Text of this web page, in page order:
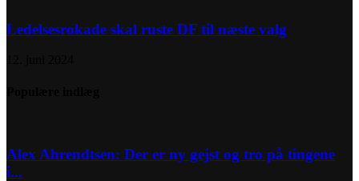
Ledelsesrokade skal ruste DF til næste valg
Alex Ahrendtsen: Der er ny gejst og tro på tingene
i...